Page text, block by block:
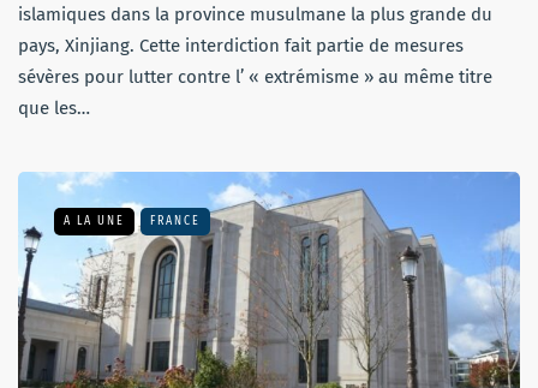
islamiques dans la province musulmane la plus grande du
pays, Xinjiang. Cette interdiction fait partie de mesures
sévères pour lutter contre l’ « extrémisme » au même titre
que les…
A LA UNE FRANCE